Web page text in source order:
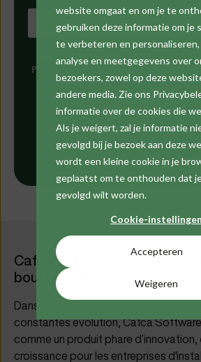
website omgaat en om je te
gebruiken deze informatie om je
te verbeteren en
analyse en meetgegevens over
bezoekers, zowel op deze
andere media. Zie ons
informatie over de cookies die
Als je weigert, zal je informatie
gevolgd bij je bezoek aan deze
wordt een kleine cookie in je
geplaatst om te onthouden dat
gevolgd wilt worden.
Cookie-instellingen
Accepteren
Weigeren
Nous traitons vos données personnelles
Pour en savoir plus, consultez
notre
Cafca Software - Votre outil
bout des doigts
Dans un monde où la technologie et
constantes évolution, Cafca
comme un produit phare
croissance pour les entreprises